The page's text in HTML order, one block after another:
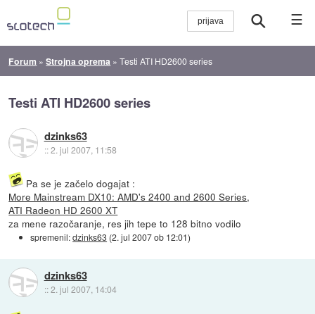
☰
Forum »Strojna oprema »Testi ATI HD2600 series
Testi ATI HD2600 series
dzinks63
::2. jul 2007, 11:58
Pa se je začelo dogajat :
More Mainstream DX10: AMD's 2400 and 2600 Series,
ATI Radeon HD 2600 XT
za mene razočaranje, res jih tepe to 128 bitno vodilo
spremenil:dzinks63 (2. jul 2007 ob 12:01)
dzinks63
::2. jul 2007, 14:04